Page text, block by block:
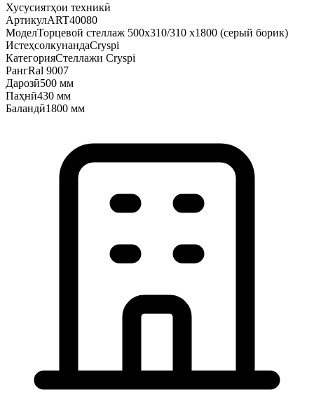
Хусусиятҳои техникӣ
АртикулART40080
МоделТорцевой стеллаж 500х310/310 х1800 (серый борик)
ИстеҳсолкунандаCryspi
КатегорияСтеллажи Cryspi
РангRal 9007
Дарозӣ500 мм
Паҳнӣ430 мм
Баландӣ1800 мм